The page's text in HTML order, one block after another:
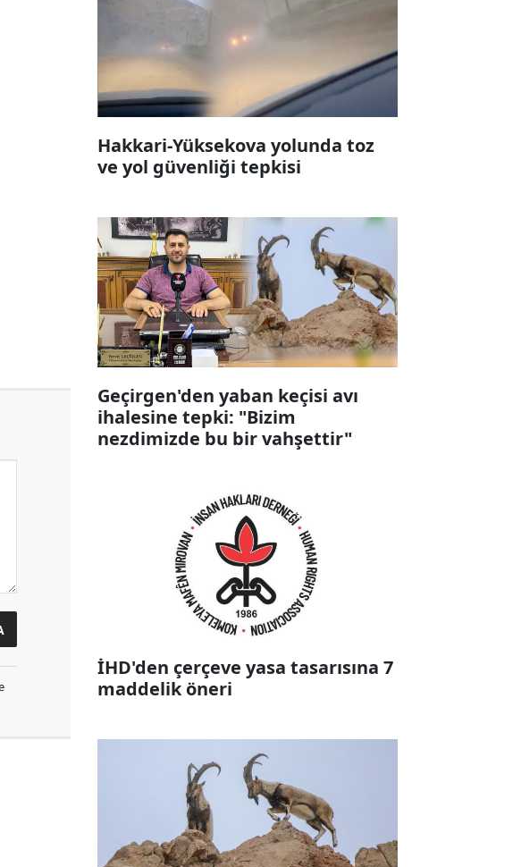
Hakkari-Yüksekova yolunda toz
ve yol güvenliği tepkisi
Geçirgen'den yaban keçisi avı
ihalesine tepki: "Bizim
nezdimizde bu bir vahşettir"
İHD'den çerçeve yasa tasarısına 7
maddelik öneri